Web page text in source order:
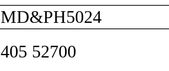
MD&PH5024
405 52700